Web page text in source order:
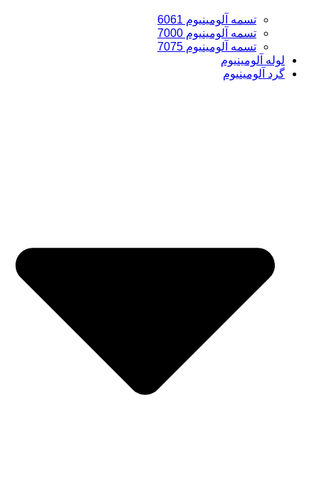
تسمه آلومینیوم 6061
تسمه آلومینیوم 7000
تسمه آلومینیوم 7075
لوله آلومینیوم
گرد آلومینیوم